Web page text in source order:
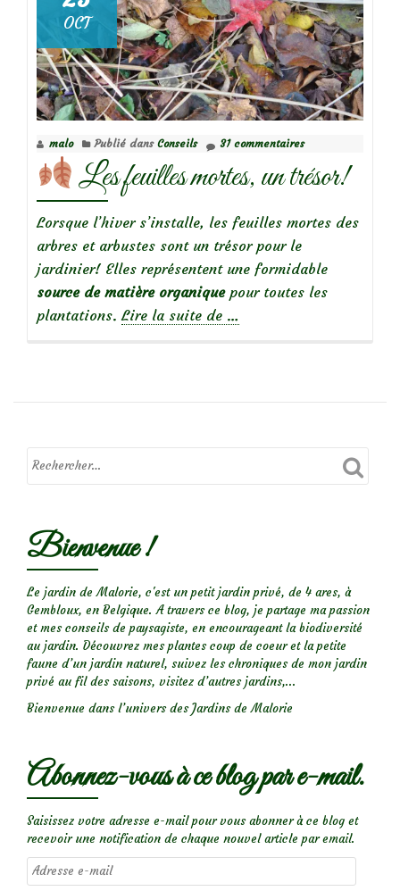
OCT
malo Publié dans Conseils 31 commentaires
Les feuilles mortes, un trésor!
Lorsque l’hiver s’installe, les feuilles mortes des
arbres et arbustes sont un trésor pour le
jardinier! Elles représentent une formidable
source de matière organiquepour toutes les
plantations. Lire la suite de
Les
mortes,
…
Bienvenue !
Le jardin de Malorie, c'est un petit jardin privé, de 4 ares, à
Gembloux, en Belgique. A travers ce blog, je partage ma passion
et mes conseils de paysagiste, en encourageant la biodiversité
au jardin. Découvrez mes plantes coup de coeur et la petite
faune d’un jardin naturel, suivez les chroniques de mon jardin
privé au fil des saisons, visitez d’autres jardins,...
Bienvenue dans l’univers des Jardins de Malorie
Abonnez-vous à ce blog par e-mail.
Saisissez votre adresse e-mail pour vous abonner à ce blog et
recevoir une notification de chaque nouvel article par email.
Adresse
e-